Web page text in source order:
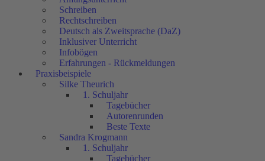
Schreiben
Rechtschreiben
Deutsch als Zweitsprache (DaZ)
Inklusiver Unterricht
Infobögen
Erfahrungen - Rückmeldungen
Praxisbeispiele
Silke Theurich
1. Schuljahr
Tagebücher
Autorenrunden
Beste Texte
Sandra Krogmann
1. Schuljahr
Tagebücher